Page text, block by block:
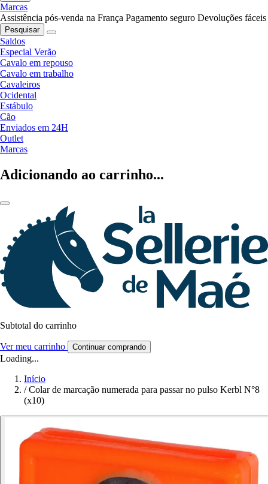
Marcas
Assistência pós-venda na França Pagamento seguro Devoluções fáceis
Pesquisar
Saldos
Especial Verão
Cavalo em repouso
Cavalo em trabalho
Cavaleiros
Ocidental
Estábulo
Cão
Enviados em 24H
Outlet
Marcas
Adicionando ao carrinho...
Subtotal do carrinho
Ver meu carrinho Continuar comprando
Loading...
Início
/ Colar de marcação numerada para passar no pulso Kerbl N°8
(x10)